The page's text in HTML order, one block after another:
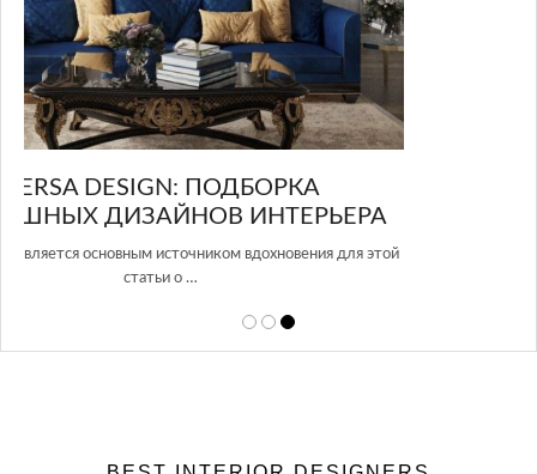
GLAZOV DESIGN GROUP – УНИКАЛЬНЫЙ
ПОДХОД К ДИЗАЙНУ
Glazov Design Group- это одна из лучших студий дизайна интерьера